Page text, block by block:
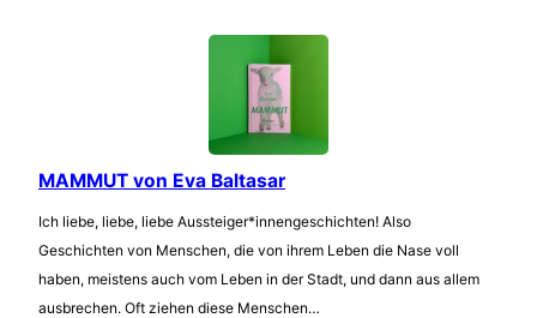
MAMMUT von Eva Baltasar
Ich liebe, liebe, liebe Aussteiger*innengeschichten! Also
Geschichten von Menschen, die von ihrem Leben die Nase voll
haben, meistens auch vom Leben in der Stadt, und dann aus allem
ausbrechen. Oft ziehen diese Menschen…